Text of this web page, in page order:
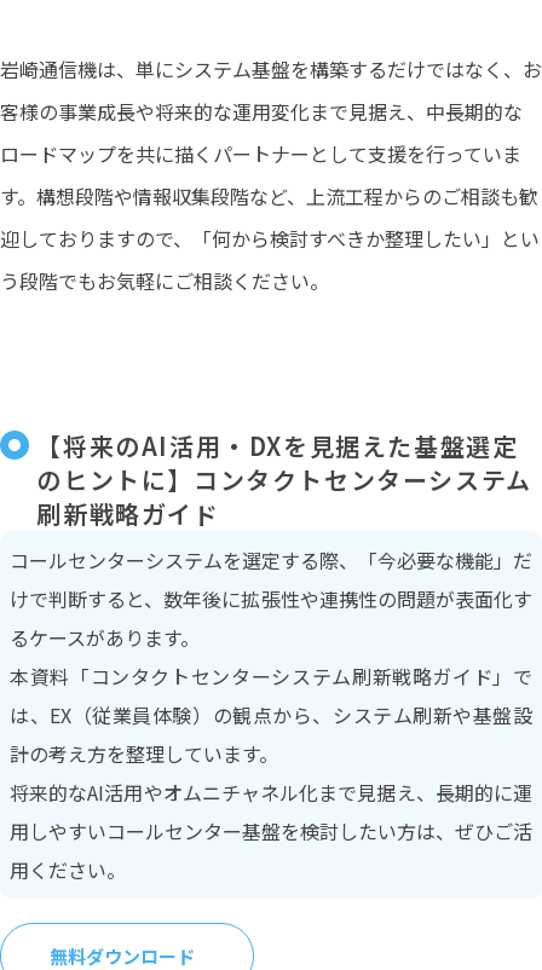
岩崎通信機は、単にシステム基盤を構築するだけではなく、お
客様の事業成長や将来的な運用変化まで見据え、中長期的な
ロードマップを共に描くパートナーとして支援を行っていま
す。構想段階や情報収集段階など、上流工程からのご相談も歓
迎しておりますので、「何から検討すべきか整理したい」とい
う段階でもお気軽にご相談ください。
【将来のAI活用・DXを見据えた基盤選定
のヒントに】コンタクトセンターシステム
刷新戦略ガイド
コールセンターシステムを選定する際、「今必要な機能」だ
けで判断すると、数年後に拡張性や連携性の問題が表面化す
るケースがあります。
本資料「コンタクトセンターシステム刷新戦略ガイド」で
は、EX（従業員体験）の観点から、システム刷新や基盤設
計の考え方を整理しています。
将来的なAI活用やオムニチャネル化まで見据え、長期的に運
用しやすいコールセンター基盤を検討したい方は、ぜひご活
用ください。
無料ダウンロード